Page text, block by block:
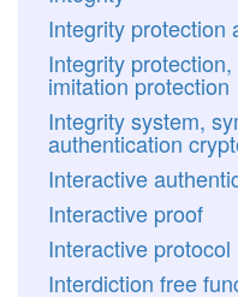
Integrity protection
Integrity
imitation protection
Integrity system,
authentication
Interactive
Interactive proof
Interactive protocol
Interdiction free